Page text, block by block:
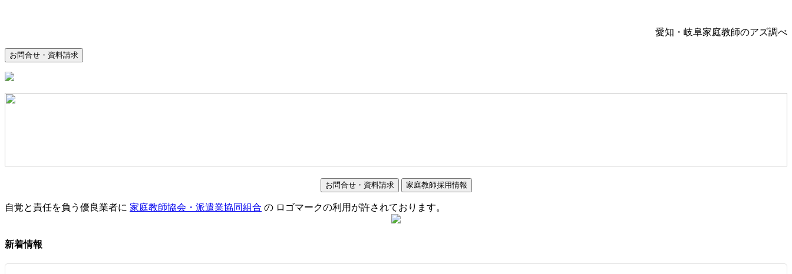
愛知・岐阜家庭教師のアズ調べ
お問合せ・資料請求
お問合せ・資料請求 家庭教師採用情報
自覚と責任を負う優良業者に 家庭教師協会・派遣業協同組合 の ロゴマークの利用が許されております。
新着情報